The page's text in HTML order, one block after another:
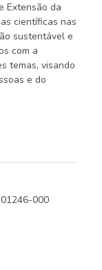
Extensão da
científicas nas
sustentável e
com a
temas, visando
e do
01246-000